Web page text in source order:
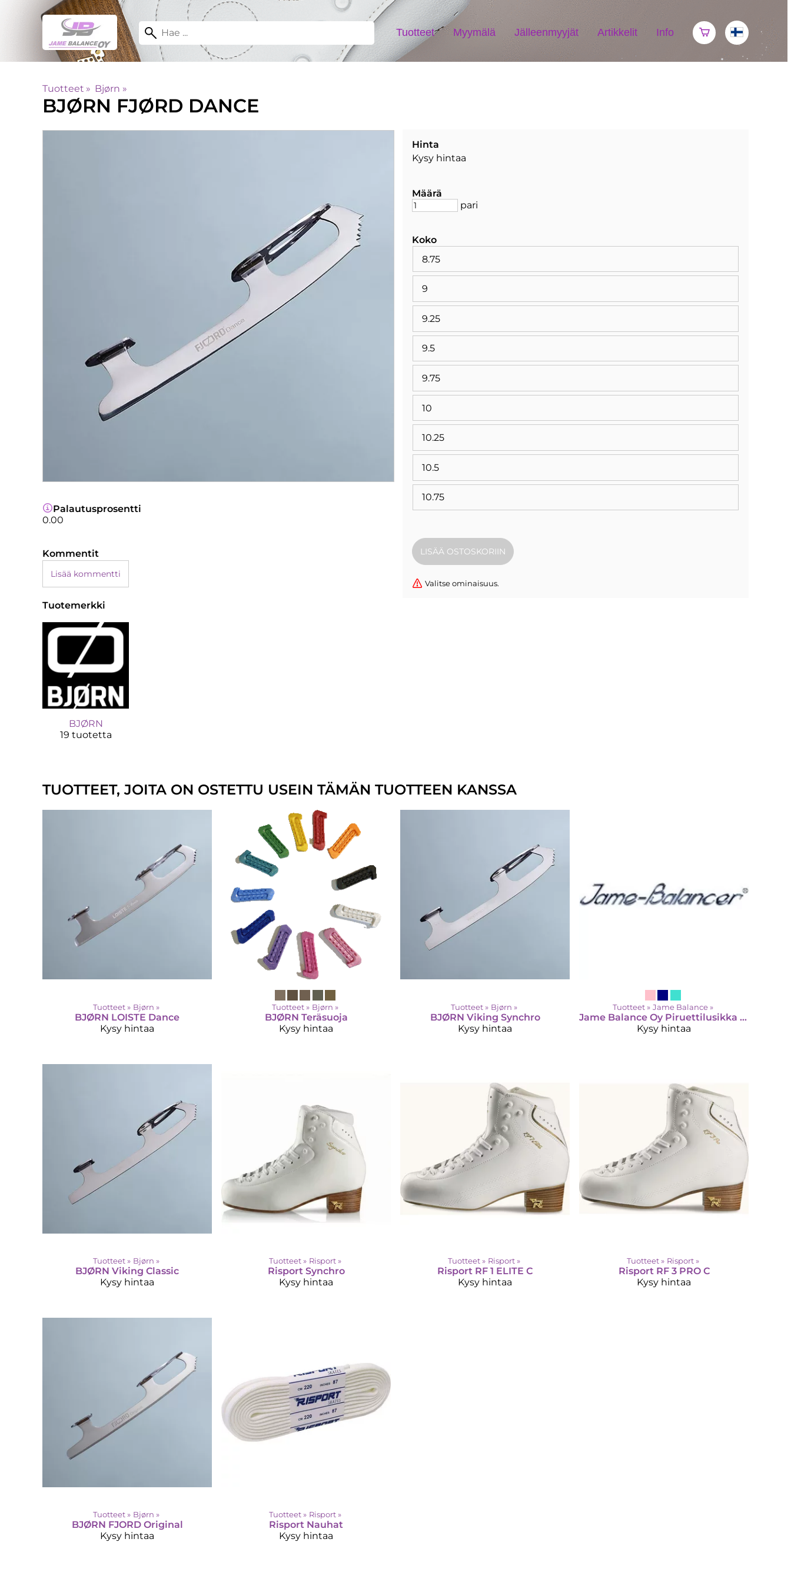
Tuotteet Myymälä Jälleenmyyjät Artikkelit Info
Tuotteet ‪» Bjørn ‪»
BJØRN FJØRD DANCE
Hinta
Kysy hintaa
Määrä
pari
Koko
8.75
9
9.25
9.5
9.75
10
10.25
10.5
10.75
Valitse ominaisuus.
Palautusprosentti
0.00
Kommentit
Lisää kommentti
Tuotemerkki
BJØRN
19 tuotetta
TUOTTEET, JOITA ON OSTETTU USEIN TÄMÄN TUOTTEEN KANSSA
Tuotteet ‪» Bjørn ‪»
BJØRN LOISTE Dance
Kysy hintaa
Tuotteet ‪» Bjørn ‪»
BJØRN Teräsuoja
Kysy hintaa
Tuotteet ‪» Bjørn ‪»
BJØRN Viking Synchro
Kysy hintaa
Tuotteet ‪» Jame Balance ‪»
Jame Balance Oy
Piruettilusikka Spinner (2-laatu)
Kysy hintaa
Tuotteet ‪» Bjørn ‪»
BJØRN Viking Classic
Kysy hintaa
Tuotteet ‪» Risport ‪»
Risport Synchro
Kysy hintaa
Tuotteet ‪» Risport ‪»
Risport RF 1 ELITE C
Kysy hintaa
Tuotteet ‪» Risport ‪»
Risport RF 3 PRO C
Kysy hintaa
Tuotteet ‪» Bjørn ‪»
BJØRN FJORD Original
Kysy hintaa
Tuotteet ‪» Risport ‪»
Risport Nauhat
Kysy hintaa